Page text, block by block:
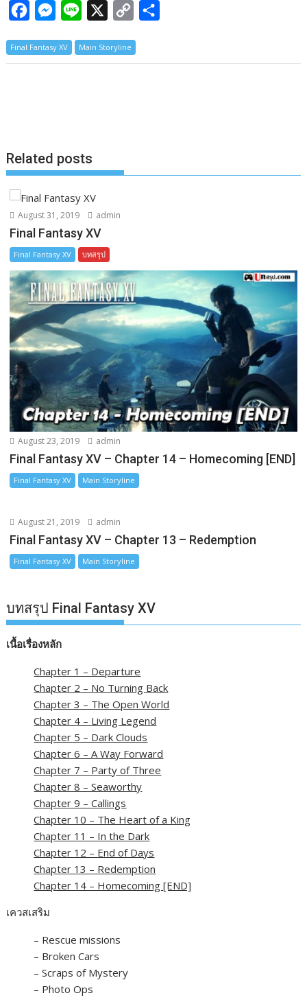
c
k
M
s
e
r
n
p
Final Fantasy XV Main Storyline
Related posts
August 31, 2019 admin
Final Fantasy XV
Final Fantasy XV บทสรุป
August 23, 2019 admin
Final Fantasy XV – Chapter 14 – Homecoming [END]
Final Fantasy XV Main Storyline
August 21, 2019 admin
Final Fantasy XV – Chapter 13 – Redemption
Final Fantasy XV Main Storyline
บทสรุป Final Fantasy XV
เนื้อเรื่องหลัก
Chapter 1 – Departure
Chapter 2 – No Turning Back
Chapter 3 – The Open World
Chapter 4 – Living Legend
Chapter 5 – Dark Clouds
Chapter 6 – A Way Forward
Chapter 7 – Party of Three
Chapter 8 – Seaworthy
Chapter 9 – Callings
Chapter 10 – The Heart of a King
Chapter 11 – In the Dark
Chapter 12 – End of Days
Chapter 13 – Redemption
Chapter 14 – Homecoming [END]
เควสเสริม
– Rescue missions
– Broken Cars
– Scraps of Mystery
– Photo Ops